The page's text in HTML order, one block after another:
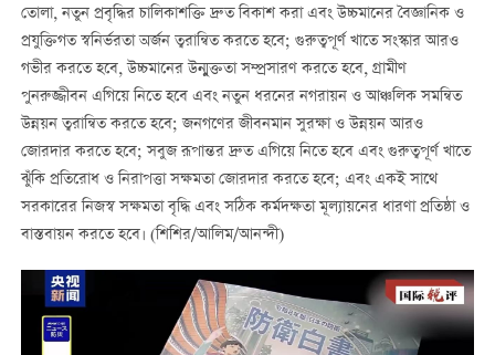
তোলা, নতুন প্রবৃদ্ধির চালিকাশক্তি দ্রুত বিকাশ করা এবং উচ্চমানের বৈজ্ঞানিক ও
প্রযুক্তিগত স্বনির্ভরতা অর্জন ত্বরান্বিত করতে হবে; গুরুত্বপূর্ণ খাতে সংস্কার আরও
গভীর করতে হবে, উচ্চমানের উন্মুক্ততা সম্প্রসারণ করতে হবে, গ্রামীণ
পুনরুজ্জীবন এগিয়ে নিতে হবে এবং নতুন ধরনের নগরায়ন ও আঞ্চলিক সমন্বিত
উন্নয়ন ত্বরান্বিত করতে হবে; জনগণের জীবনমান সুরক্ষা ও উন্নয়ন আরও
জোরদার করতে হবে; সবুজ রূপান্তর দ্রুত এগিয়ে নিতে হবে এবং গুরুত্বপূর্ণ খাতে
ঝুঁকি প্রতিরোধ ও নিরাপত্তা সক্ষমতা জোরদার করতে হবে; এবং একই সাথে
সরকারের নিজস্ব সক্ষমতা বৃদ্ধি এবং সঠিক কর্মদক্ষতা মূল্যায়নের ধারণা প্রতিষ্ঠা ও
বাস্তবায়ন করতে হবে। (শিশির/আলিম/আনন্দী)